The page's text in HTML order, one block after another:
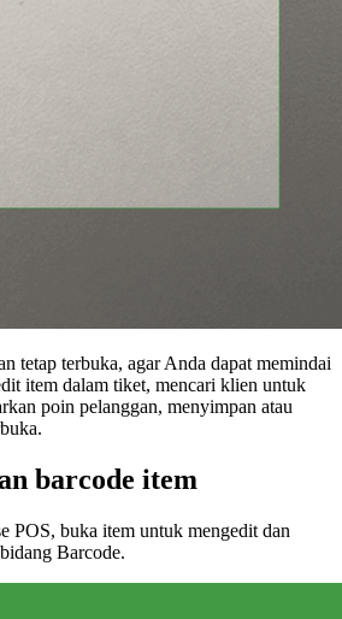
tetap terbuka, agar Anda dapat memindai
item dalam tiket, mencari klien untuk
poin pelanggan, menyimpan atau
barcode item
POS, buka item untuk mengedit dan
Barcode.